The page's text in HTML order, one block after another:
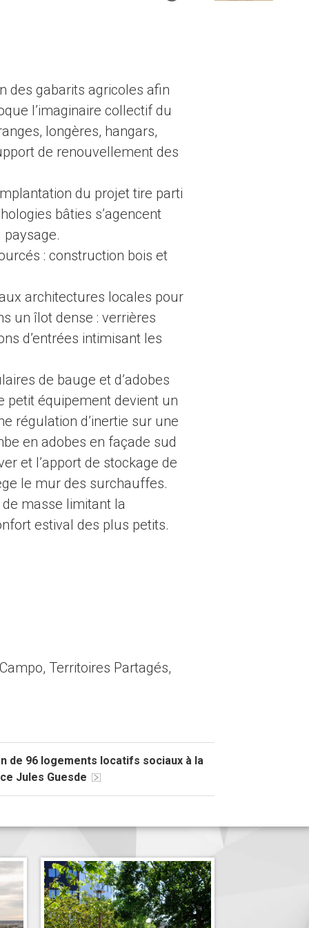
des gabarits agricoles afin
l’imaginaire collectif du
longères, hangars,
de renouvellement des
du projet tire parti
bâties s’agencent
: construction bois et
architectures locales pour
un îlot dense : verrières
d’entrées intimisant les
de bauge et d’adobes
petit équipement devient un
régulation d’inertie sur une
en adobes en façade sud
et l’apport de stockage de
le mur des surchauffes.
masse limitant la
estival des plus petits.
Territoires Partagés,
de 96 logements locatifs sociaux à la
Jules Guesde
Renaturation de la Place